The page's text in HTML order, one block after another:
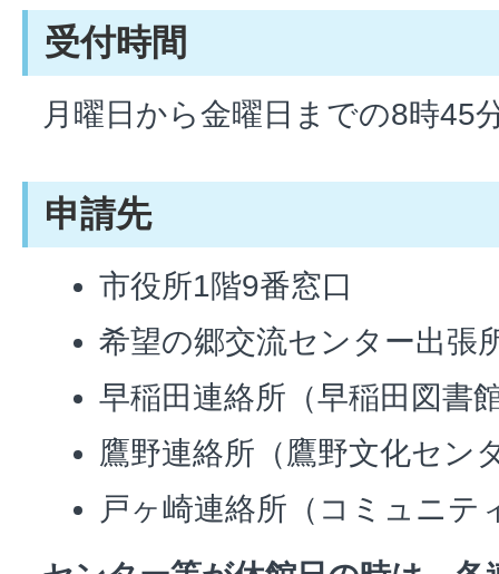
受付時間
月曜日から金曜日までの8時45
申請先
市役所1階9番窓口
希望の郷交流センター出張
早稲田連絡所（早稲田図書
鷹野連絡所（鷹野文化セン
戸ヶ崎連絡所（コミュニテ